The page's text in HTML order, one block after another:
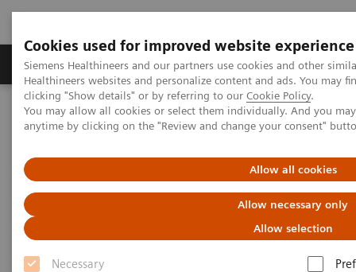
Cookies used for improved website experience
Siemens Healthineers and our partners use cookies and other
Healthineers websites and personalize content and ads. You may
clicking "Show details" or by referring to our Cookie Policy.
You may allow all cookies or select them individually. And you
anytime by clicking on the "Review and change your consent"
Allow all cookies
Allow necessary only
Allow selection
Necessary
Producten & Services Over ons
Home
Nieuws & Evenementen
Conferenties & Evenementen
Hemostasis User Day 2023